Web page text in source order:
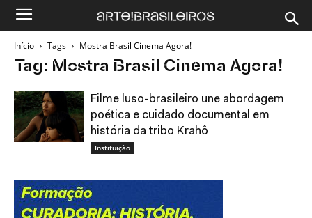
Início Tags Mostra Brasil Cinema Agora!
Tag: Mostra Brasil Cinema Agora!
Filme luso-brasileiro une abordagem
poética e cuidado documental em
história da tribo Krahô
Instituição